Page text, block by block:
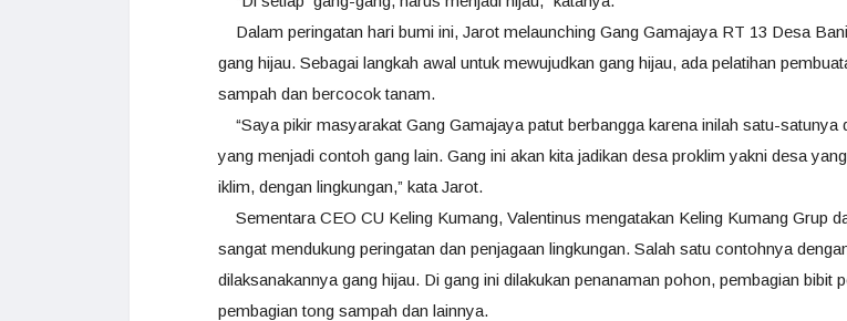
Dalam peringatan hari bumi ini, Jarot melaunching Gang Gamajaya RT 13 Desa
gang hijau. Sebagai langkah awal untuk mewujudkan gang hijau, ada pelatihan
sampah dan bercocok tanam.
“Saya pikir masyarakat Gang Gamajaya patut berbangga karena inilah satu-satunya
yang menjadi contoh gang lain. Gang ini akan kita jadikan desa proklim yakni desa
iklim, dengan lingkungan,” kata Jarot.
Sementara CEO CU Keling Kumang, Valentinus mengatakan Keling Kumang Grup
sangat mendukung peringatan dan penjagaan lingkungan. Salah satu contohnya
dilaksanakannya gang hijau. Di gang ini dilakukan penanaman pohon, pembagian bibit
pembagian tong sampah dan lainnya.